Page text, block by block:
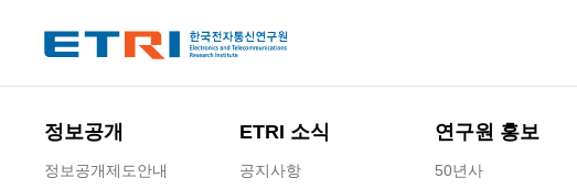
정보공개
정보공개제도안내
ETRI 소식
공지사항
연구원 홍보
50년사